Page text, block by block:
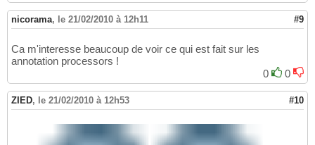
nicorama, le 21/02/2010 à 12h11 #9
Ca m'interesse beaucoup de voir ce qui est fait sur les
annotation processors !
0
0
ZIED, le 21/02/2010 à 12h53 #10